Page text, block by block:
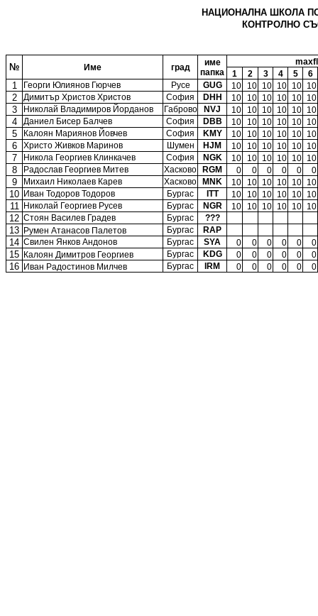
НАЦИОНАЛНА ШКОЛА ПО
КОНТРОЛНО
№ Име град
име
папка
1
2 3 4 5 6
1 Георги Юлиянов Гюрчев Русе GUG 10 10 10 10 10 10
2 Димитър Христов Христов София DHH 10 10 10 10 10 10
3 Николай Владимиров Йорданов Габрово NVJ 10 10 10 10 10 10
4 Даниел Бисер Балчев София DBB 10 10 10 10 10 10
5 Калоян Мариянов Йовчев София KMY 10 10 10 10 10 10
6 Христо Живков Маринов Шумен HJM 10 10 10 10 10 10
7 Никола Георгиев Клинкачев София NGK 10 10 10 10 10 10
8 Радослав Георгиев Митев Хасково RGM 0 0 0 0 0 0
9 Михаил Николаев Карев Хасково MNK 10 10 10 10 10 10
10 Иван Тодоров Тодоров Бургас ITT 10 10 10 10 10 10
11 Николай Георгиев Русев Бургас NGR 10 10 10 10 10 10
12 Стоян Василев Градев Бургас ???
13 Румен Атанасов Палетов Бургас RAP
14 Свилен Янков Андонов Бургас SYA 0 0 0 0 0 0
15 Калоян Димитров Георгиев Бургас KDG 0 0 0 0 0 0
16 Иван Радостинов Милчев Бургас IRM 0 0 0 0 0 0